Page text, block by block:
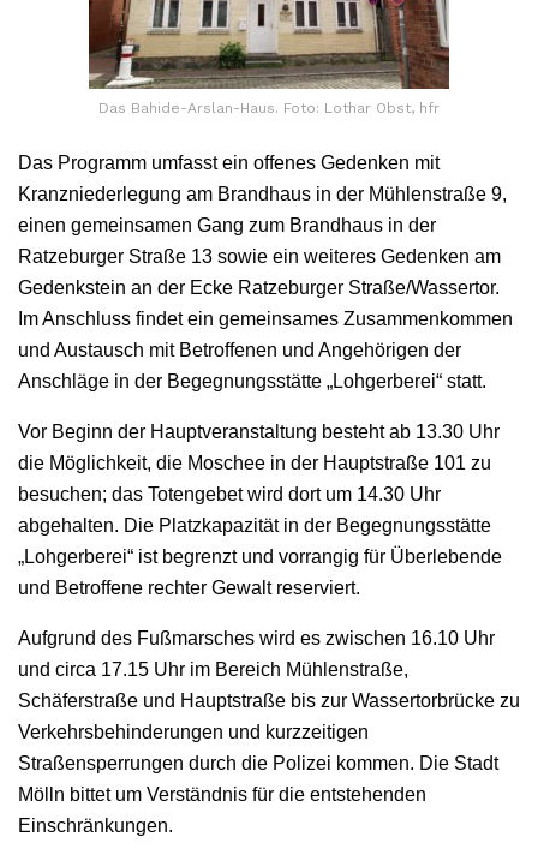
Das Bahide-Arslan-Haus. Foto: Lothar Obst, hfr
Das Programm umfasst ein offenes Gedenken mit
Kranzniederlegung am Brandhaus in der Mühlenstraße 9,
einen gemeinsamen Gang zum Brandhaus in der
Ratzeburger Straße 13 sowie ein weiteres Gedenken am
Gedenkstein an der Ecke Ratzeburger Straße/Wassertor.
Im Anschluss findet ein gemeinsames Zusammenkommen
und Austausch mit Betroffenen und Angehörigen der
Anschläge in der Begegnungsstätte „Lohgerberei“ statt.
Vor Beginn der Hauptveranstaltung besteht ab 13.30 Uhr
die Möglichkeit, die Moschee in der Hauptstraße 101 zu
besuchen; das Totengebet wird dort um 14.30 Uhr
abgehalten. Die Platzkapazität in der Begegnungsstätte
„Lohgerberei“ ist begrenzt und vorrangig für Überlebende
und Betroffene rechter Gewalt reserviert.
Aufgrund des Fußmarsches wird es zwischen 16.10 Uhr
und circa 17.15 Uhr im Bereich Mühlenstraße,
Schäferstraße und Hauptstraße bis zur Wassertorbrücke zu
Verkehrsbehinderungen und kurzzeitigen
Straßensperrungen durch die Polizei kommen. Die Stadt
Mölln bittet um Verständnis für die entstehenden
Einschränkungen.